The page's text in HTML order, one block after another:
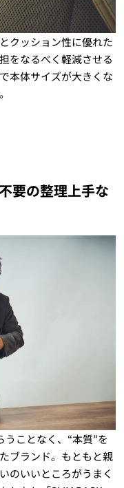
クッション性に優れた
をなるべく軽減させる
本体サイズが大きくな
要の整理上手な
うことなく、“本質”を
ブランド。もともと親
のいいところがうまく